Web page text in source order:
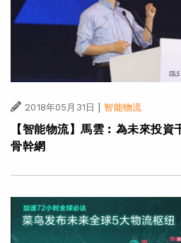
2018年05月31日 | 智能物流
【智能物流】馬雲︰為未來投
骨幹網